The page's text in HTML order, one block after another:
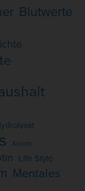
Blutwerte
Kreatin
Life Style
Mentales